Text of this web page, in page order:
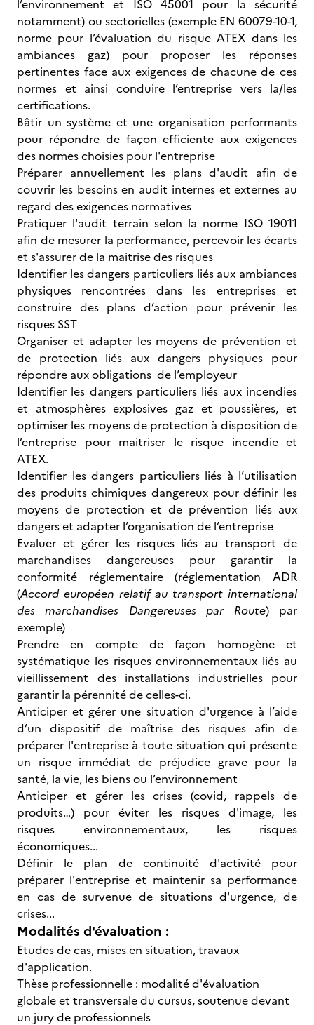
l’environnement et ISO 45001 pour la sécurité
notamment) ou sectorielles (exemple EN 60079-10-1,
norme pour l’évaluation du risque ATEX dans les
ambiances gaz) pour proposer les réponses
pertinentes face aux exigences de chacune de ces
normes et ainsi conduire l’entreprise vers la/les
certifications.
Bâtir un système et une organisation performants
pour répondre de façon efficiente aux exigences
des normes choisies pour l'entreprise
Préparer annuellement les plans d'audit afin de
couvrir les besoins en audit internes et externes au
regard des exigences normatives
Pratiquer l'audit terrain selon la norme ISO 19011
afin de mesurer la performance, percevoir les écarts
et s'assurer de la maitrise des risques
Identifier les dangers particuliers liés aux ambiances
physiques rencontrées dans les entreprises et
construire des plans d’action pour prévenir les
risques SST
Organiser et adapter les moyens de prévention et
de protection liés aux dangers physiques pour
répondre aux obligations de l’employeur
Identifier les dangers particuliers liés aux incendies
et atmosphères explosives gaz et poussières, et
optimiser les moyens de protection à disposition de
l’entreprise pour maitriser le risque incendie et
ATEX.
Identifier les dangers particuliers liés à l’utilisation
des produits chimiques dangereux pour définir les
moyens de protection et de prévention liés aux
dangers et adapter l’organisation de l’entreprise
Evaluer et gérer les risques liés au transport de
marchandises dangereuses pour garantir la
conformité réglementaire (réglementation ADR
(Accord européen relatif au transport international
des marchandises Dangereuses par Route) par
exemple)
Prendre en compte de façon homogène et
systématique les risques environnementaux liés au
vieillissement des installations industrielles pour
garantir la pérennité de celles-ci.
Anticiper et gérer une situation d'urgence à l’aide
d’un dispositif de maîtrise des risques afin de
préparer l'entreprise à toute situation qui présente
un risque immédiat de préjudice grave pour la
santé, la vie, les biens ou l’environnement
Anticiper et gérer les crises (covid, rappels de
produits…) pour éviter les risques d'image, les
risques environnementaux, les risques
économiques...
Définir le plan de continuité d'activité pour
préparer l'entreprise et maintenir sa performance
en cas de survenue de situations d'urgence, de
crises...
Modalités d'évaluation :
Etudes de cas, mises en situation, travaux
d'application.
Thèse professionnelle : modalité d'évaluation
globale et transversale du cursus, soutenue devant
un jury de professionnels